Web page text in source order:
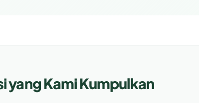
yang Kami Kumpulkan